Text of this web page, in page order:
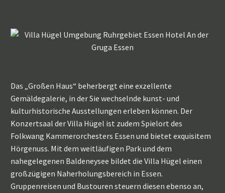
Das „Großen Haus“ beherbergt eine exzellente
Gemäldegalerie, in der Sie wechselnde kunst- und
kulturhistorische Ausstellungen erleben können. Der
Konzertsaal der Villa Hügel ist zudem Spielort des
Folkwang Kammerorchesters Essen und bietet exquisitem
Hörgenuss. Mit dem weitläufigen Park und dem
nahegelegenen Baldeneysee bildet die Villa Hügel einen
großzügigen Naherholungsbereich in Essen.
Gruppenreisen und Bustouren steuern diesen ebenso an,